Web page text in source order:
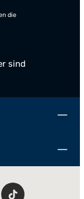
die
sind